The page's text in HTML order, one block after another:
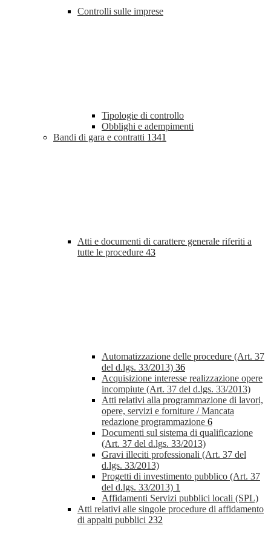
Controlli sulle imprese
Tipologie di controllo
Obblighi e adempimenti
Bandi di gara e contratti 1341
Atti e documenti di carattere generale riferiti a
tutte le procedure 43
Automatizzazione delle procedure (Art. 37
del d.lgs. 33/2013) 36
Acquisizione interesse realizzazione opere
incompiute (Art. 37 del d.lgs. 33/2013)
Atti relativi alla programmazione di lavori,
opere, servizi e forniture / Mancata
redazione programmazione 6
Documenti sul sistema di qualificazione
(Art. 37 del d.lgs. 33/2013)
Gravi illeciti professionali (Art. 37 del
d.lgs. 33/2013)
Progetti di investimento pubblico (Art. 37
del d.lgs. 33/2013) 1
Affidamenti Servizi pubblici locali (SPL)
Atti relativi alle singole procedure di affidamento
di appalti pubblici 232